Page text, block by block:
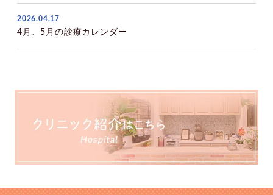
2026.04.17
4月、5月の診療カレンダー